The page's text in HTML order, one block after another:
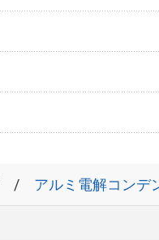
アルミ電解コンデ